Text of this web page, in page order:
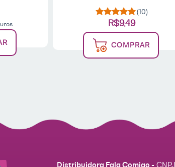
(10)
R$9,49
COMPRAR
Distribuidora Fala Comigo -